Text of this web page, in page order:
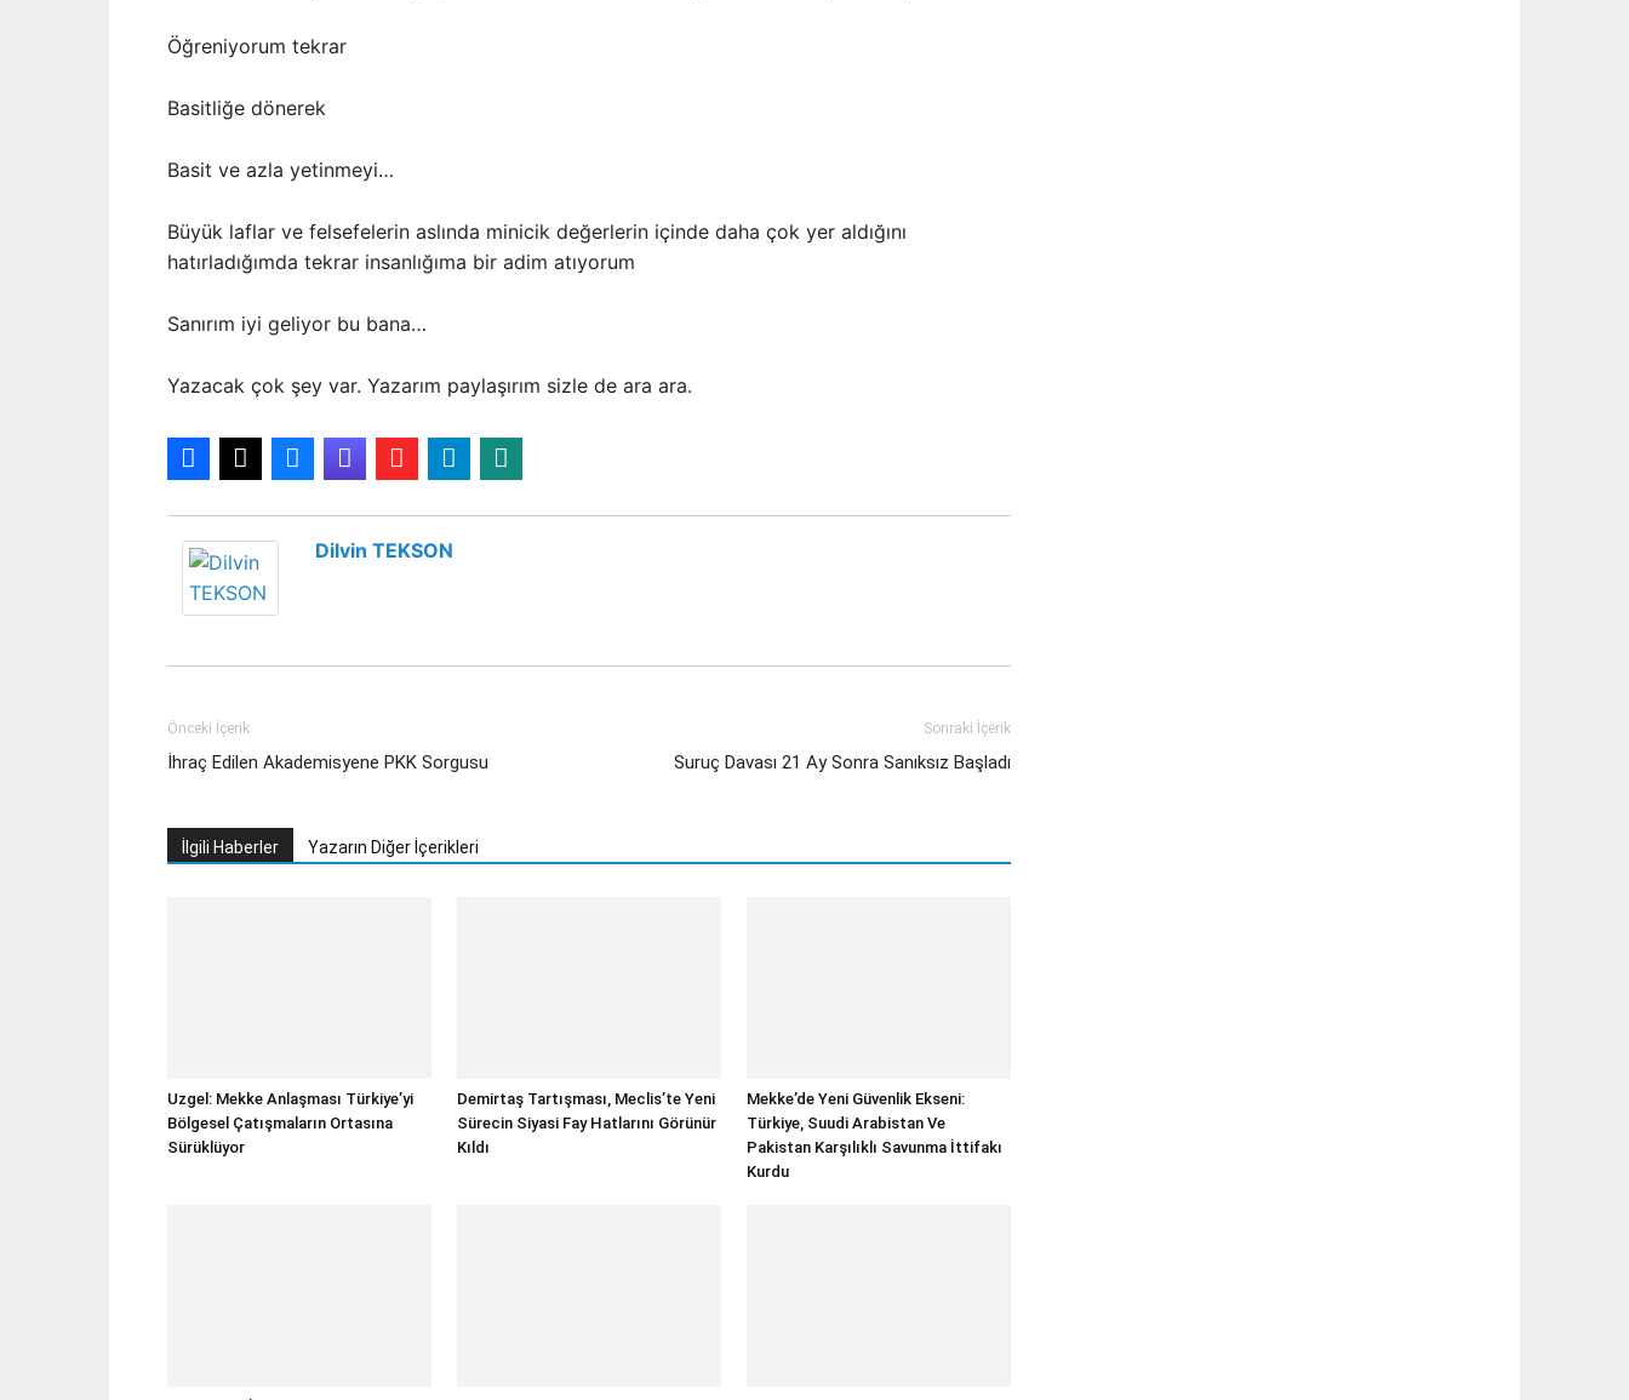
Öğreniyorum tekrar
Basitliğe dönerek
Basit ve azla yetinmeyi…
Büyük laflar ve felsefelerin aslında minicik değerlerin içinde daha çok yer aldığını
hatırladığımda tekrar insanlığıma bir adim atıyorum
Sanırım iyi geliyor bu bana…
Yazacak çok şey var. Yazarım paylaşırım sizle de ara ara.
Dilvin TEKSON
Önceki İçerik
İhraç Edilen Akademisyene PKK Sorgusu
Sonraki İçerik
Suruç Davası 21 Ay Sonra Sanıksız Başladı
İlgili Haberler Yazarın Diğer İçerikleri
Uzgel: Mekke Anlaşması Türkiye’yi
Bölgesel Çatışmaların Ortasına
Sürüklüyor
Demirtaş Tartışması, Meclis’te Yeni
Sürecin Siyasi Fay Hatlarını Görünür
Kıldı
Mekke’de Yeni Güvenlik Ekseni:
Türkiye, Suudi Arabistan Ve
Pakistan Karşılıklı Savunma İttifakı
Kurdu